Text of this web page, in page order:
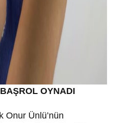
ŞROL OYNADI
Onur Ünlü’nün